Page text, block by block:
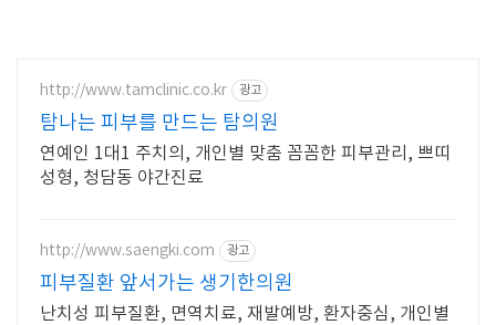
http://www.tamclinic.co.kr 광고
탐나는 피부를 만드는 탐의원
연예인 1대1 주치의, 개인별 맞춤 꼼꼼한 피부관리, 쁘띠
성형, 청담동 야간진료
http://www.saengki.com 광고
피부질환 앞서가는 생기한의원
난치성 피부질환, 면역치료, 재발예방, 환자중심, 개인별